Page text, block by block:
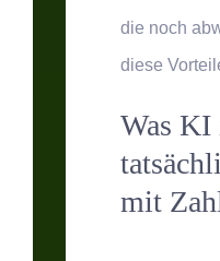
die noch
diese
Was KI
mit